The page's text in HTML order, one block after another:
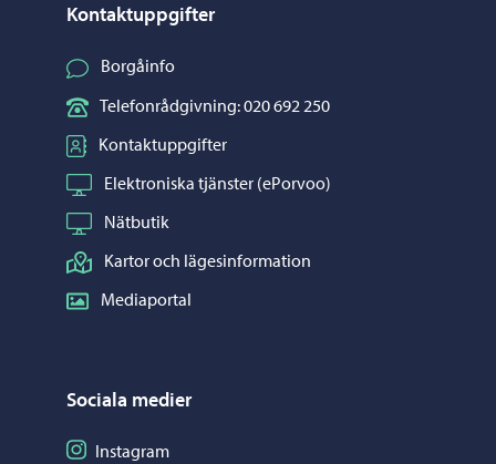
Kontaktuppgifter
Borgåinfo
Telefonrådgivning: 020 692 250
Kontaktuppgifter
Elektroniska tjänster (ePorvoo)
Nätbutik
Kartor och lägesinformation
Mediaportal
Sociala medier
Följ på Instagram
Instagram